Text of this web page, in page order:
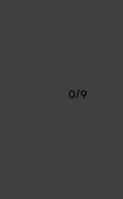
0/9